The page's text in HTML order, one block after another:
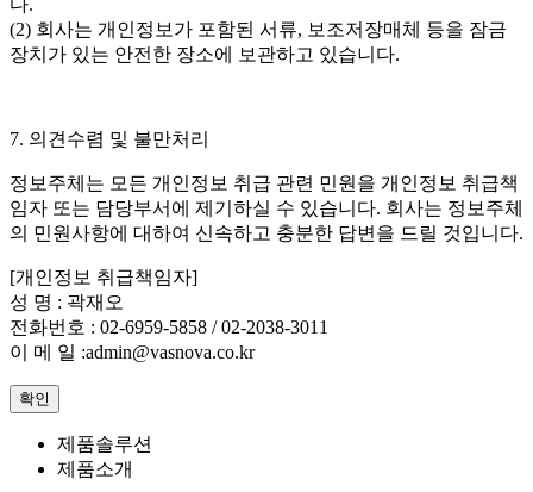
(2) 회사는 개인정보가 포함된 서류, 보조저장매체 등을 잠금
장치가 있는 안전한 장소에 보관하고 있습니다.
7. 의견수렴 및 불만처리
정보주체는 모든 개인정보 취급 관련 민원을 개인정보 취급책
임자 또는 담당부서에 제기하실 수 있습니다. 회사는 정보주체
의 민원사항에 대하여 신속하고 충분한 답변을 드릴 것입니다.
[개인정보 취급책임자]
성 명 : 곽재오
전화번호 : 02-6959-5858 / 02-2038-3011
이 메 일 :admin@vasnova.co.kr
확인
제품솔루션
제품소개